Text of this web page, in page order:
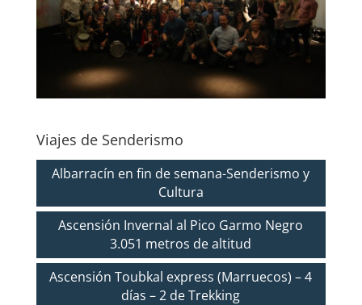
Viajes de Senderismo
Albarracín en fin de semana-Senderismo y
Cultura
Ascensión Invernal al Pico Garmo Negro
3.051 metros de altitud
Ascensión Toubkal express (Marruecos) – 4
días – 2 de Trekking